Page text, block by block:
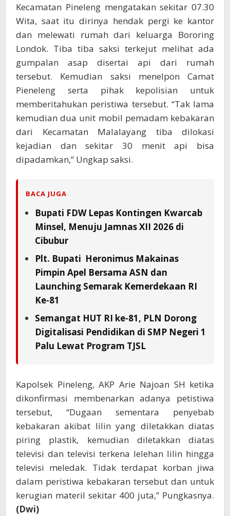
Kecamatan Pineleng mengatakan sekitar 07.30
Wita, saat itu dirinya hendak pergi ke kantor
dan melewati rumah dari keluarga Bororing
Londok. Tiba tiba saksi terkejut melihat ada
gumpalan asap disertai api dari rumah
tersebut. Kemudian saksi menelpon Camat
Pieneleng serta pihak kepolisian untuk
memberitahukan peristiwa tersebut. “Tak lama
kemudian dua unit mobil pemadam kebakaran
dari Kecamatan Malalayang tiba dilokasi
kejadian dan sekitar 30 menit api bisa
dipadamkan,” Ungkap saksi.
BACA JUGA
Bupati FDW Lepas Kontingen Kwarcab
Minsel, Menuju Jamnas XII 2026 di
Cibubur
Plt. Bupati Heronimus Makainas
Pimpin Apel Bersama ASN dan
Launching Semarak Kemerdekaan RI
Ke-81
Semangat HUT RI ke-81, PLN Dorong
Digitalisasi Pendidikan di SMP Negeri 1
Palu Lewat Program TJSL
Kapolsek Pineleng, AKP Arie Najoan SH ketika
dikonfirmasi membenarkan adanya petistiwa
tersebut, “Dugaan sementara penyebab
kebakaran akibat lilin yang diletakkan diatas
piring plastik, kemudian diletakkan diatas
televisi dan televisi terkena lelehan lilin hingga
televisi meledak. Tidak terdapat korban jiwa
dalam peristiwa kebakaran tersebut dan untuk
kerugian materil sekitar 400 juta,” Pungkasnya.
(Dwi)